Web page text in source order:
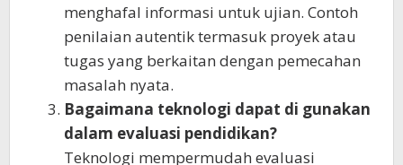
menghafal informasi untuk ujian. Contoh
penilaian autentik termasuk proyek atau
tugas yang berkaitan dengan pemecahan
masalah nyata.
Bagaimana teknologi dapat di gunakan
dalam evaluasi pendidikan?
Teknologi mempermudah evaluasi